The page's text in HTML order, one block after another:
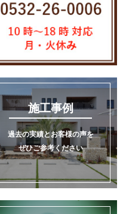
施工事例
過去の実績とお客様の声を
ぜひご参考ください